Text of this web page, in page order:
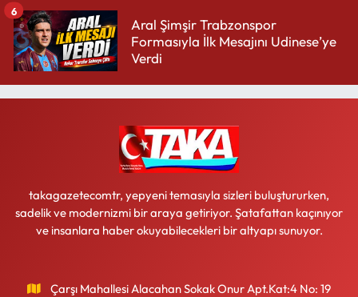
Aral Şimşir Trabzonspor
Formasıyla İlk Mesajını Udinese’ye
Verdi
6
takagazetecomtr, yepyeni temasıyla sizleri buluştururken,
sadelik ve modernizmi bir araya getiriyor. Şatafattan kaçınıyor
ve insanlara haber okuyabilecekleri bir altyapı sunuyor.
Çarşı Mahallesi Alacahan Sokak Onur Apt.Kat:4 No: 19